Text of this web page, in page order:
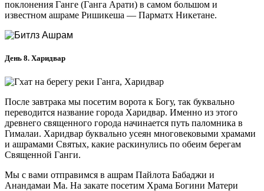
поклонения Ганге (Ганга Арати) в самом большом и
известном ашраме Ришикеша — Парматх Никетане.
День 8. Харидвар
После завтрака мы посетим ворота к Богу, так буквально
переводится название города Харидвар. Именно из этого
древнего священного города начинается путь паломника в
Гималаи. Харидвар буквально усеян многовековыми храмами
и ашрамами Святых, какие раскинулись по обеим берегам
Священной Ганги.
Мы с вами отправимся в ашрам Пайлота Бабаджи и
Анандамаи Ма. На закате посетим Храма Богини Матери